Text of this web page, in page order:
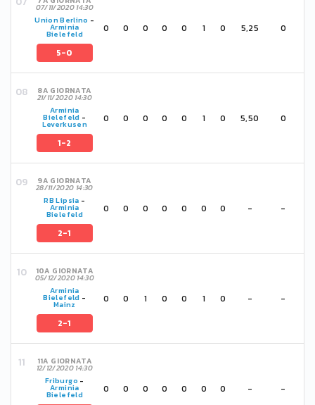
07/11/2020 14:30
Union Berlino -
Arminia
Bielefeld
5-0
0 0 0 0 0 1 0 5,25 0
8A GIORNATA
21/11/2020 14:30
Arminia
Bielefeld -
Leverkusen
1-2
0 0 0 0 0 1 0 5,50 0
9A GIORNATA
28/11/2020 14:30
RB Lipsia -
Arminia
Bielefeld
2-1
0 0 0 0 0 0 0 - -
10A GIORNATA
05/12/2020 14:30
Arminia
Bielefeld -
Mainz
2-1
0 0 1 0 0 1 0 - -
11A GIORNATA
12/12/2020 14:30
Friburgo -
Arminia
Bielefeld 0 0 0 0 0 0 0 - -